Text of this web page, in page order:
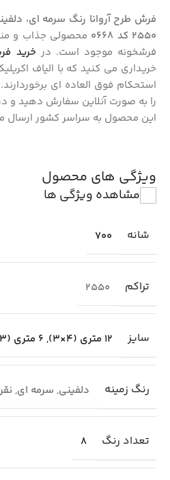
2550 کد 0668
محصولی جذاب و
فرشخونه موجود است. در خرید فرش 700
خریداری می کنید که با الیاف
استحکام فوق العاده ای
را به صورت آنلاین سفارش دهید و
این محصول به سراسر کشور
ویژگی های محصول
مشاهده ویژگی ها
شانه 700
تراکم 2550
سایز 12 متری (4×3) , 6 متری (3×2)
رنگ زمینه دلفینی, سرمه ای,
تعداد رنگ 8